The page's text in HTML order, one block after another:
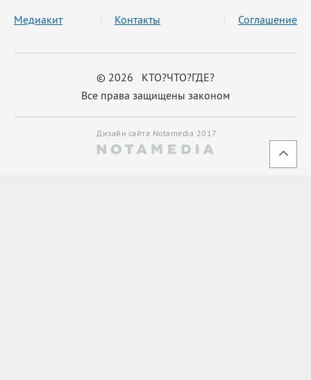
© 2026 КТО?ЧТО?ГДЕ?
Все права защищены законом
Медиакит Контакты Соглашение
Дизайн сайта Notamedia 2017